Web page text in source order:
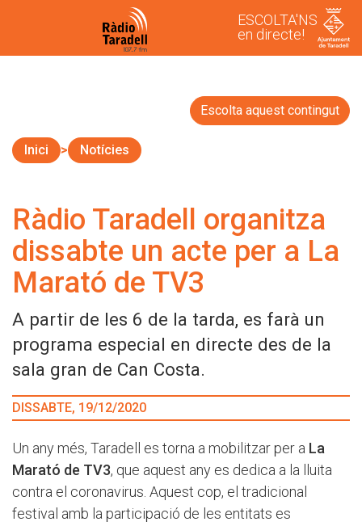
ESCOLTA'NS
en directe!
Escolta aquest contingut
Inici Notícies
Ràdio Taradell organitza
dissabte un acte per a La
Marató de TV3
A partir de les 6 de la tarda, es farà un
programa especial en directe des de la
sala gran de Can Costa.
DISSABTE, 19/12/2020
Un any més, Taradell es torna a mobilitzar per a La
Marató de TV3, que aquest any es dedica a la lluita
contra el coronavirus. Aquest cop, el tradicional
festival amb la participació de les entitats es